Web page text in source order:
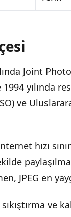
Joint
yılında
ve
hızı
JPEG en
ve